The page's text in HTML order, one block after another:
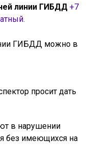
линии ГИБДД+7
ГИБДД можно в
просит дать
в нарушении
без имеющихся на